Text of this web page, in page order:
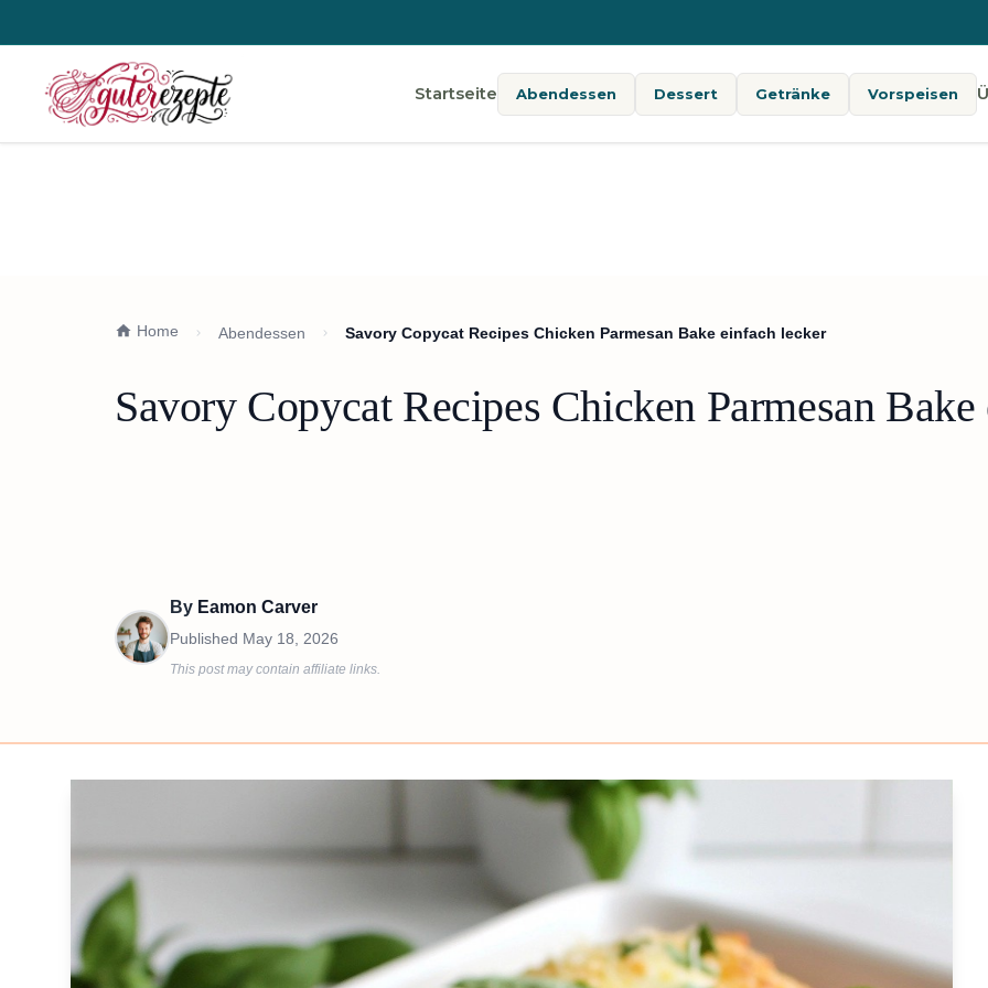
Startseite Abendessen Dessert Getränke Vorspeisen
Home Abendessen Savory Copycat Recipes Chicken Parmesan Bake einfach lecker
Savory Copycat Recipes Chicken Parmesan
By Eamon Carver
Published May 18, 2026
This post may contain affiliate links.